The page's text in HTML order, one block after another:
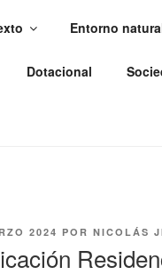
LA
Entorno
Dotacional
2024 POR NICOLÁS